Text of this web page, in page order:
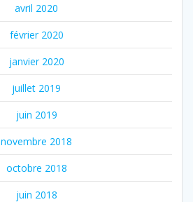
avril 2020
février 2020
janvier 2020
juillet 2019
juin 2019
novembre 2018
octobre 2018
juin 2018